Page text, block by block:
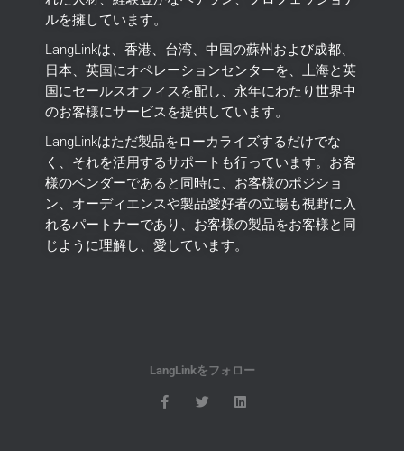
ルを擁しています。
LangLinkは、香港、台湾、中国の蘇州および成都、
日本、英国にオペレーションセンターを、上海と英
国にセールスオフィスを配し、永年にわたり世界中
のお客様にサービスを提供しています。
LangLinkはただ製品をローカライズするだけでな
く、それを活用するサポートも行っています。 お客
様のベンダーであると同時に、お客様のポジショ
ン、オーディエンスや製品愛好者の立場も視野に入
れるパートナーであり、お客様の製品をお客様と同
じように理解し、愛しています。
LangLinkをフォロー